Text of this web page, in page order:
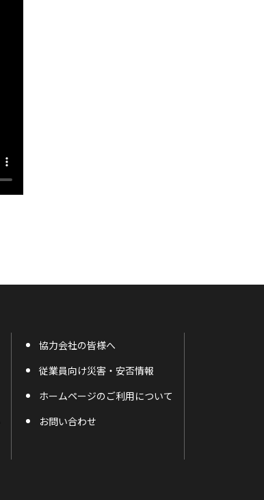
協力会社の皆様へ
従業員向け災害・安否情報
ホームページのご利用について
お問い合わせ